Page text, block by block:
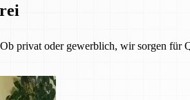
privat oder gewerblich, wir sorgen für